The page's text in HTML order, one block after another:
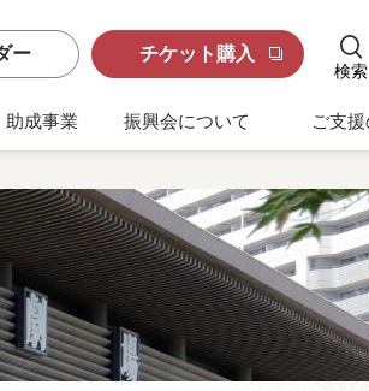
ー チケット購入
検索
助成事業 振興会について ご支